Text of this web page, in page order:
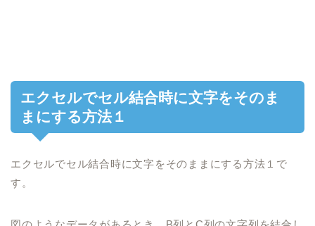
エクセルでセル結合時に文字をそのま
まにする方法１
エクセルでセル結合時に文字をそのままにする方法１ で
す。